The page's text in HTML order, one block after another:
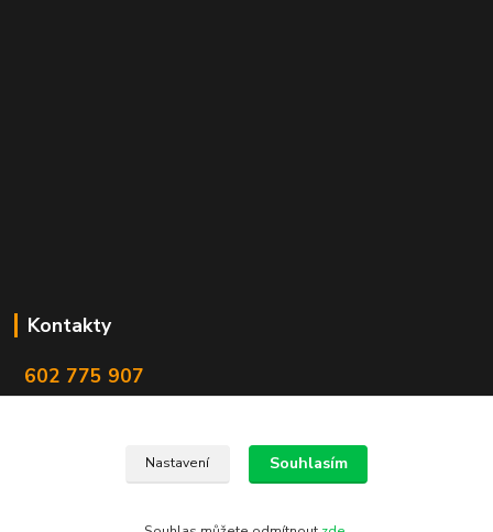
Kontakty
602 775 907
Nastavení Souhlasím